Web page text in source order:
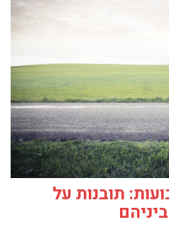
ב- 3 שבועות: תובנות על